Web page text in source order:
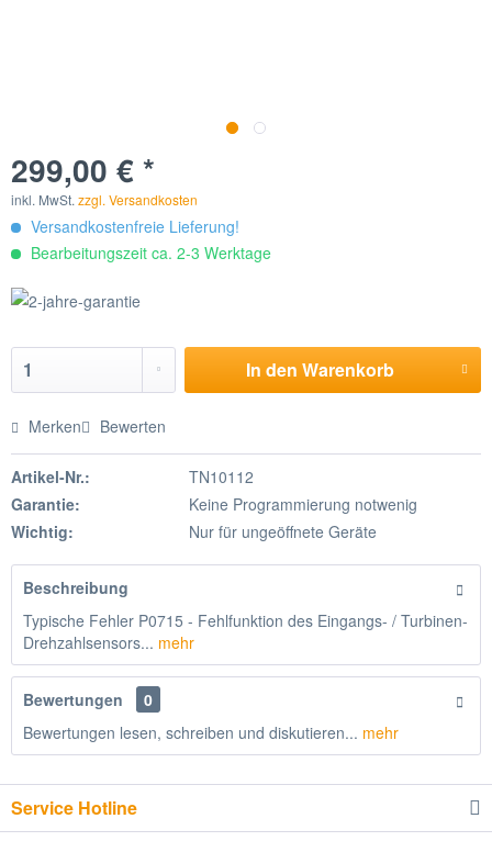
299,00 € *
inkl. MwSt. zzgl. Versandkosten
Versandkostenfreie Lieferung!
Bearbeitungszeit ca. 2-3 Werktage
In den Warenkorb
Merken Bewerten
Artikel-Nr.:
TN10112
Garantie:
Keine Programmierung notwenig
Wichtig:
Nur für ungeöffnete Geräte
Beschreibung
Typische Fehler P0715 - Fehlfunktion des Eingangs- / Turbinen-
Drehzahlsensors... mehr
Bewertungen
0
Bewertungen lesen, schreiben und diskutieren... mehr
Service Hotline